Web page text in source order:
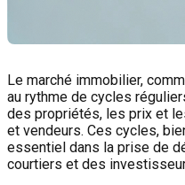
Le marché immobilier,
au rythme de cycles
des propriétés, les prix et
et vendeurs. Ces cycles,
essentiel dans la prise de
courtiers et des